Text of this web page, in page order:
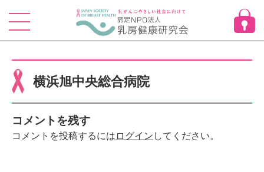
横浜旭中央総合病院
コメントを残す
コメントを投稿するには ログイン してください。